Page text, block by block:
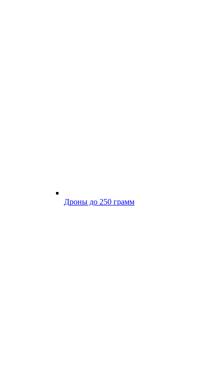
Дроны до 250 грамм